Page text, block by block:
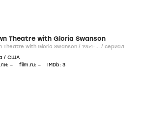
Theatre with Gloria Swanson
Crown Theatre with Gloria Swanson / 1954-... / сериал
/ США
– film.ru: – IMDb: 3